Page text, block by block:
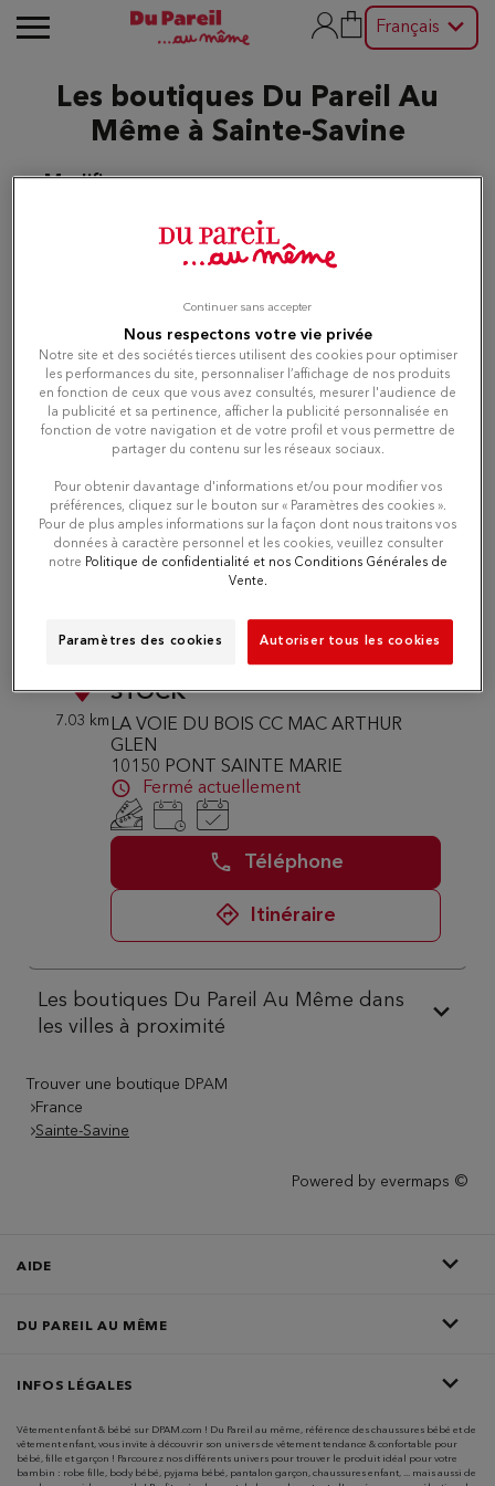
Français
Les boutiques Du Pareil Au
Même à Sainte-Savine
Modifier
1
3.61 km
Du Pareil au même TROYES
67 RUE EMILE ZOLA
10000 TROYES
Fermé actuellement
Téléphone
Itinéraire
7.03 km
Du Pareil au même TROYES
STOCK
LA VOIE DU BOIS CC MAC ARTHUR
GLEN
10150 PONT SAINTE MARIE
Fermé actuellement
Téléphone
Itinéraire
Les boutiques Du Pareil Au Même dans
les villes à proximité
Trouver une boutique DPAM
France
Sainte-Savine
Powered by evermaps ©
AIDE
DU PAREIL AU MÊME
INFOS LÉGALES
Vêtement enfant & bébé sur DPAM.com ! Du Pareil au même, référence des chaussures bébé et de
vêtement enfant, vous invite à découvrir son univers de vêtement tendance & confortable pour
bébé, fille et garçon ! Parcourez nos différents univers pour trouver le produit idéal pour votre
bambin : robe fille, body bébé, pyjama bébé, pantalon garçon, chaussures enfant, ... mais aussi de
Nous respectons votre vie privée
Notre site et des sociétés tierces utilisent des cookies pour optimiser
les performances du site, personnaliser l’affichage de nos produits
en fonction de ceux que vous avez consultés, mesurer l'audience de
la publicité et sa pertinence, afficher la publicité personnalisée en
fonction de votre navigation et de votre profil et vous permettre de
partager du contenu sur les réseaux sociaux.
Pour obtenir davantage d'informations et/ou pour modifier vos
préférences, cliquez sur le bouton sur « Paramètres des cookies ».
Pour de plus amples informations sur la façon dont nous traitons vos
données à caractère personnel et les cookies, veuillez consulter
notre Politique de confidentialité et nos Conditions Générales de
Vente.
Paramètres des cookies Autoriser tous les cookies
Continuer sans accepter